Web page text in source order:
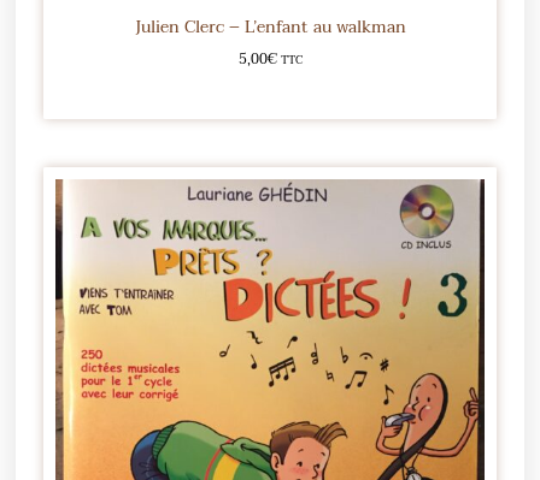
Julien Clerc – L’enfant au walkman
5,00€ TTC